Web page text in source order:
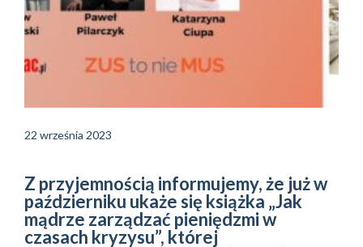
22 września 2023
Z przyjemnością informujemy, że już w
październiku ukaże się książka „Jak
mądrze zarządzać pieniędzmi w
czasach kryzysu”, której